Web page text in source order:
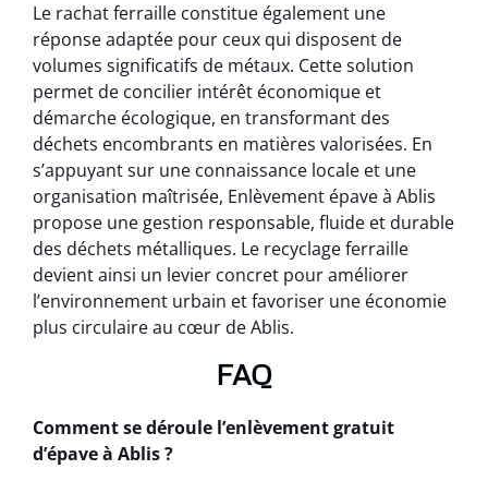
Le rachat ferraille constitue également une
réponse adaptée pour ceux qui disposent de
volumes significatifs de métaux. Cette solution
permet de concilier intérêt économique et
démarche écologique, en transformant des
déchets encombrants en matières valorisées. En
s’appuyant sur une connaissance locale et une
organisation maîtrisée, Enlèvement épave à Ablis
propose une gestion responsable, fluide et durable
des déchets métalliques. Le recyclage ferraille
devient ainsi un levier concret pour améliorer
l’environnement urbain et favoriser une économie
plus circulaire au cœur de Ablis.
FAQ
Comment se déroule l’enlèvement gratuit
d’épave à Ablis ?